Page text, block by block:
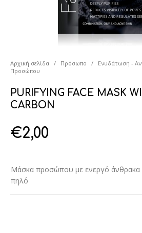
Αρχική σελίδα / Πρόσωπο / Ενυδάτωση -
Προσώπου
PURIFYING FACE MASK
CARBON
€2,00
Μάσκα προσώπου με ενεργό άνθρακα
πηλό